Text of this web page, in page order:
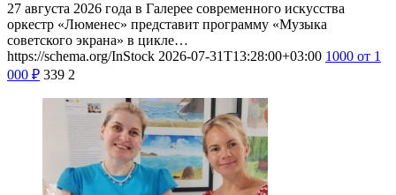
27 августа 2026 года в Галерее современного искусства
оркестр «Люменес» представит программу «Музыка
советского экрана» в цикле…
https://schema.org/InStock 2026-07-31T13:28:00+03:00 1000 от 1
000 ₽ 339 2